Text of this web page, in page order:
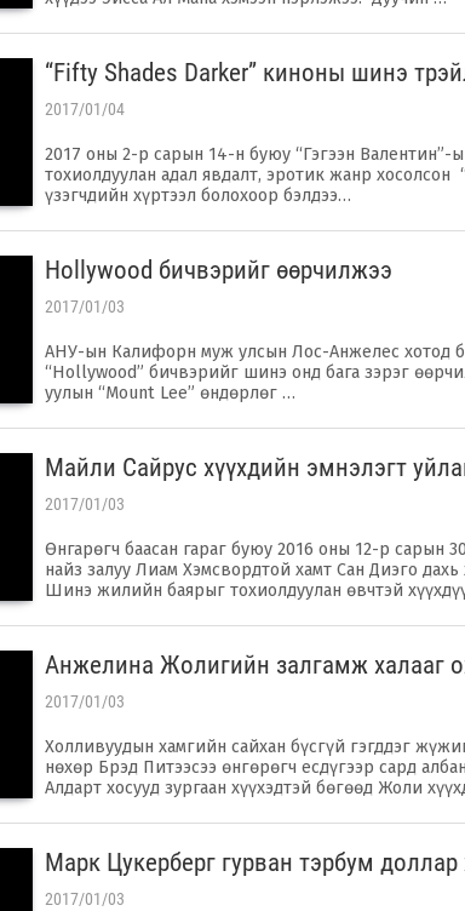
​“Fifty Shades Darker” киноны шинэ
2017/01/04
2017 оны 2-р сарын 14-н буюу “Гэгээн Валентин”-
тохиолдуулан адал явдалт, эротик жанр хосолсон
үзэгчдийн хүртээл болохоор бэлдээ…
​Hollywood бичвэрийг өөрчилжээ
2017/01/03
АНУ-ын Калифорн муж улсын Лос-Анжелес хотод
“Hollywood” бичвэрийг шинэ онд бага зэрэг
уулын “Mount Lee” өндөрлөг …
​Майли Сайрус хүүхдийн эмнэлэгт
2017/01/03
Өнгарөгч баасан гараг буюу 2016 оны 12-р сарын
найз залуу Лиам Хэмсвордтой хамт Сан Диэго дахь
Шинэ жилийн баярыг тохиолдуулан өвчтэй
​Анжелина Жолигийн залгамж халааг
2017/01/03
Холливуудын хамгийн сайхан бүсгүй гэгддэг
нөхөр Брэд Питээсээ өнгөрөгч есдүгээр сард
Алдарт хосууд зургаан хүүхэдтэй бөгөөд Жоли
​Марк Цукерберг гурван тэрбум
2017/01/03